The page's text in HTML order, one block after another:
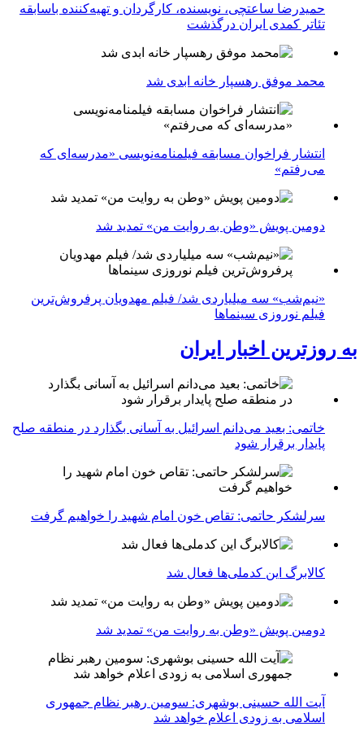
حمیدرضا ساعتچی، نویسنده، کارگردان و تهیه‌کننده باسابقه
تئاتر کمدی ایران درگذشت
محمد موفق رهسپار خانه ابدی شد
انتشار فراخوان مسابقه فیلمنامه‌نویسی «مدرسه‌ای که
می‌رفتم»
دومین پویش «وطن به روایت من» تمدید شد
«نیم‌شب» سه میلیاردی شد/ فیلم مهدویان پرفروش‌ترین
فیلم نوروزی سینماها
به روزترین اخبار ایران
خاتمی: بعید می‌دانم اسرائیل به آسانی بگذارد در منطقه صلح
پایدار برقرار شود
سرلشکر حاتمی: تقاص خون امام شهید را خواهیم گرفت
کالابرگ این کدملی‌ها فعال شد
دومین پویش «وطن به روایت من» تمدید شد
آیت الله حسینی بوشهری: سومین رهبر نظام جمهوری
اسلامی به زودی اعلام خواهد شد